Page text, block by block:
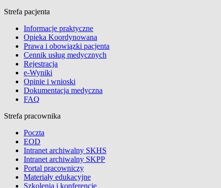
Strefa pacjenta
Informacje praktyczne
Opieka Koordynowana
Prawa i obowiązki pacjenta
Cennik usług medycznych
Rejestracja
e-Wyniki
Opinie i wnioski
Dokumentacja medyczna
FAQ
Strefa pracownika
Poczta
EOD
Intranet archiwalny SKHS
Intranet archiwalny SKPP
Portal pracowniczy
Materiały edukacyjne
Szkolenia i konferencje